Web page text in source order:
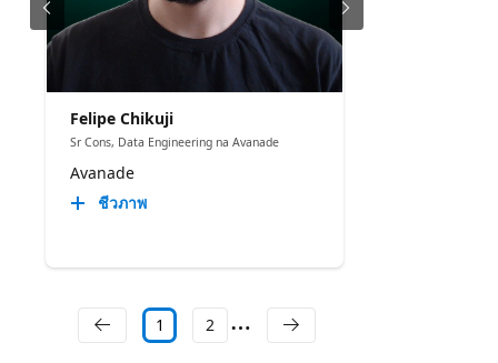
Felipe Chikuji
Sr Cons, Data Engineering na Avanade
Avanade
ชีวภาพ
1 2